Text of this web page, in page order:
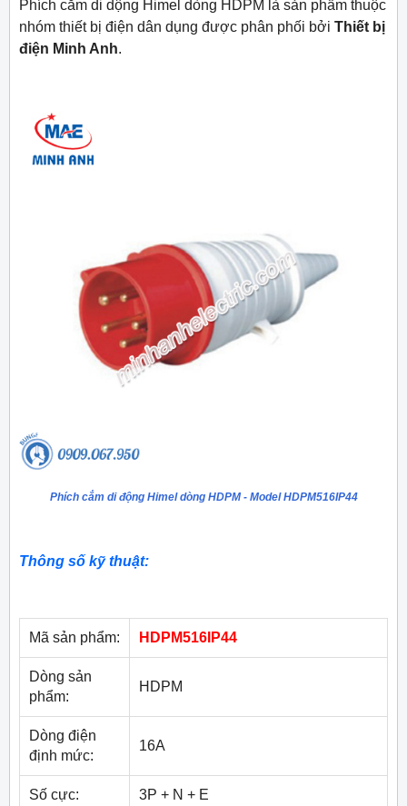
Phích cắm di dộng Himel dòng HDPM là sản phẩm thuộc
nhóm thiết bị điện dân dụng được phân phối bởi Thiết bị
điện Minh Anh.
Phích cắm di động Himel dòng HDPM - Model HDPM516IP44
Thông số kỹ thuật:
Mã sản phẩm: HDPM516IP44
Dòng sản
phẩm:
HDPM
Dòng điện
định mức:
16A
Số cực: 3P + N + E